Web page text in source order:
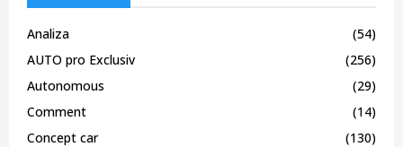
Analiza
(54)
AUTO pro Exclusiv
(256)
Autonomous
(29)
Comment
(14)
Concept car
(130)